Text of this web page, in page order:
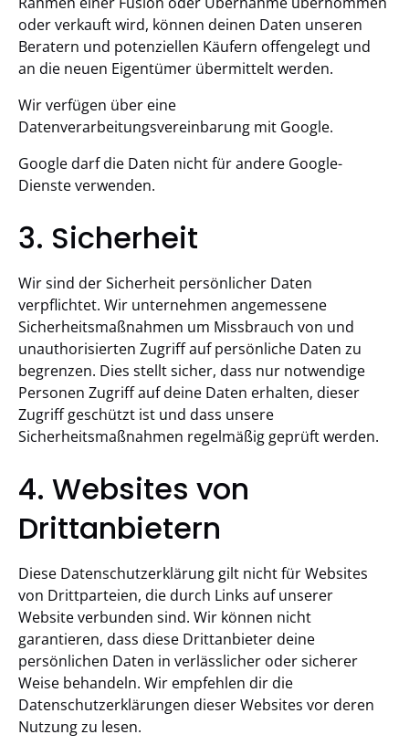
oder verkauft wird, können deinen Daten unseren
Beratern und potenziellen Käufern offengelegt und
an die neuen Eigentümer übermittelt werden.
Wir verfügen über eine
Datenverarbeitungsvereinbarung mit Google.
Google darf die Daten nicht für andere Google-
Dienste verwenden.
3. Sicherheit
Wir sind der Sicherheit persönlicher Daten
verpflichtet. Wir unternehmen angemessene
Sicherheitsmaßnahmen um Missbrauch von und
unauthorisierten Zugriff auf persönliche Daten zu
begrenzen. Dies stellt sicher, dass nur notwendige
Personen Zugriff auf deine Daten erhalten, dieser
Zugriff geschützt ist und dass unsere
Sicherheitsmaßnahmen regelmäßig geprüft werden.
4. Websites von
Drittanbietern
Diese Datenschutzerklärung gilt nicht für Websites
von Drittparteien, die durch Links auf unserer
Website verbunden sind. Wir können nicht
garantieren, dass diese Drittanbieter deine
persönlichen Daten in verlässlicher oder sicherer
Weise behandeln. Wir empfehlen dir die
Datenschutzerklärungen dieser Websites vor deren
Nutzung zu lesen.